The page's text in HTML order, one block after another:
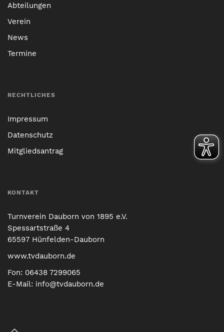
Abteilungen
Verein
News
Termine
RECHTLICHES
Impressum
Datenschutz
Mitgliedsantrag
KONTAKT
Turnverein Dauborn von 1895 e.V.
Spessartstraße 4
65597 Hünfelden-Dauborn
www.tvdauborn.de
Fon: 06438 7299065
E-Mail: info@tvdauborn.de